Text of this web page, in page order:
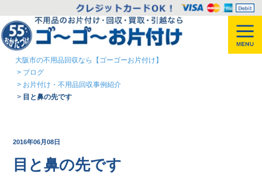
大阪市の不用品回収なら【ゴーゴーお片付け】
> ブログ
> お片付け・不用品回収事例紹介
> 目と鼻の先です
2016年06月08日
目と鼻の先です